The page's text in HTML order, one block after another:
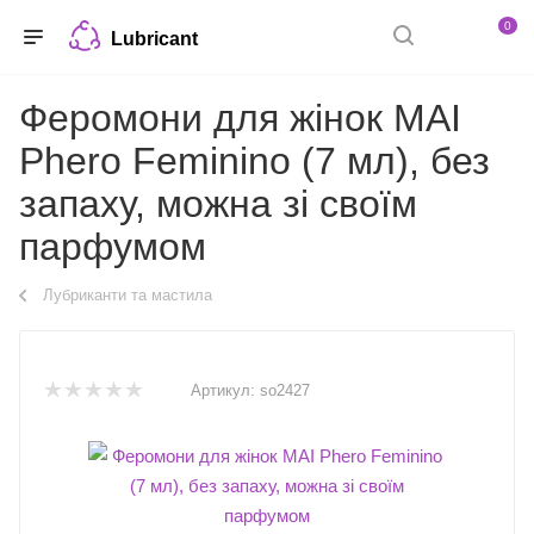
Lubricant
0
Феромони для жінок MAI
Phero Feminino (7 мл), без
запаху, можна зі своїм
парфумом
Лубриканти та мастила
Артикул: so2427